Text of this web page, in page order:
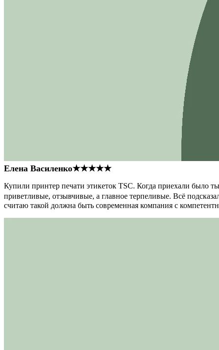
Елена Василенко★★★★★
Купили принтер печати этикеток TSC. Когда приехали было
приветливые, отзывчивые, а главное терпеливые. Всё
считаю такой должна быть современная компания с